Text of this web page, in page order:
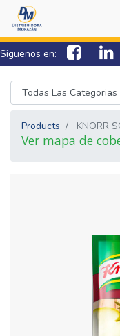
Siguenos en:
7538-0000
Products KNORR
Ver mapa de